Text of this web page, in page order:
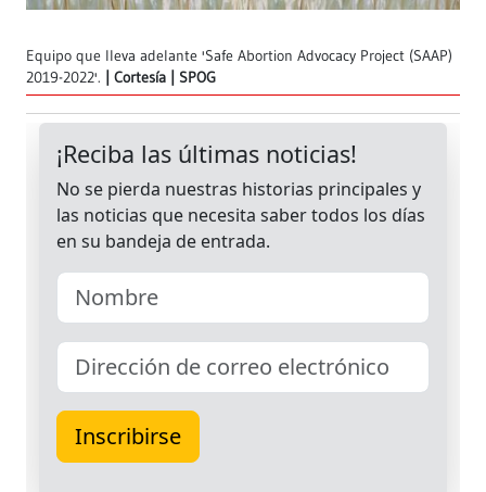
Equipo que lleva adelante 'Safe Abortion Advocacy Project (SAAP)
2019-2022'.
Cortesía | SPOG